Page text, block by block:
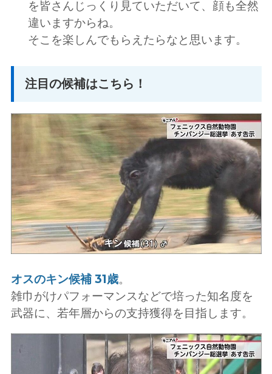
を皆さんじっくり見ていただいて、顔も全然
違いますからね。
そこを楽しんでもらえたらなと思います。
注目の候補はこちら！
オスのキン候補 31歳。
雑巾がけパフォーマンスなどで培った知名度を
武器に、若年層からの支持獲得を目指します。